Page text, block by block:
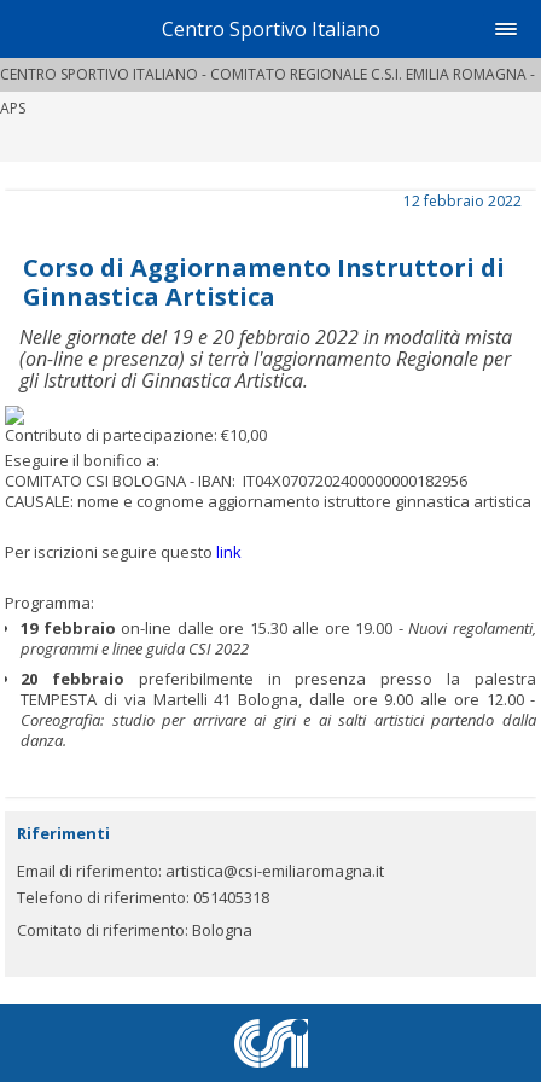
Centro Sportivo Italiano
CENTRO SPORTIVO ITALIANO - COMITATO REGIONALE C.S.I. EMILIA ROMAGNA -
APS
12 febbraio 2022
Corso di Aggiornamento Instruttori di
Ginnastica Artistica
Nelle giornate del 19 e 20 febbraio 2022 in modalità mista
(on-line e presenza) si terrà l'aggiornamento Regionale per
gli Istruttori di Ginnastica Artistica.
Contributo di partecipazione: €10,00
Eseguire il bonifico a:
COMITATO CSI BOLOGNA - IBAN: IT04X0707202400000000182956
CAUSALE: nome e cognome aggiornamento istruttore ginnastica artistica
Per iscrizioni seguire questolink
Programma:
19 febbraio on-line dalle ore 15.30 alle ore 19.00 -Nuovi regolamenti,
programmi e linee guida CSI 2022
20 febbraio preferibilmente in presenza presso la palestra
TEMPESTA di via Martelli 41 Bologna, dalle ore 9.00 alle ore 12.00 -
Coreografia: studio per arrivare ai giri e ai salti artistici partendo dalla
danza.
Riferimenti
Email di riferimento: artistica@csi-emiliaromagna.it
Telefono di riferimento: 051405318
Comitato di riferimento: Bologna